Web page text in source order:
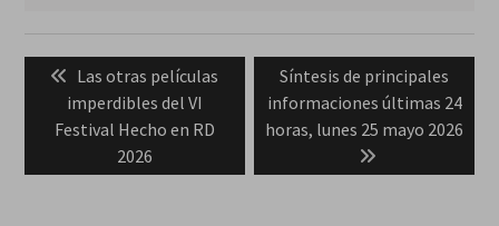
entradas
Previous
post:
Las otras películas
imperdibles del VI
Festival Hecho en RD
2026
Next
post:
Síntesis de principales
informaciones últimas 24
horas, lunes 25 mayo 2026